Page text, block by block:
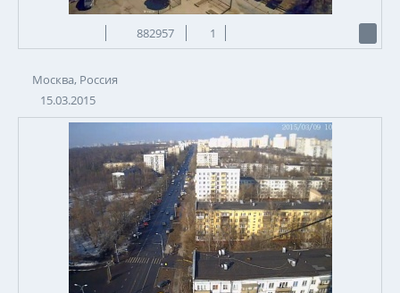
882957 1
Москва, Россия
15.03.2015